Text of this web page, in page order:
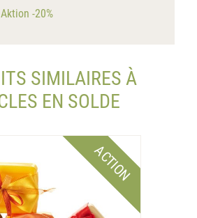
-20%
SIMILAIRES À
EN SOLDE
ACTION